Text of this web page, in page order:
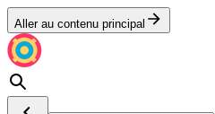
Aller au contenu principal